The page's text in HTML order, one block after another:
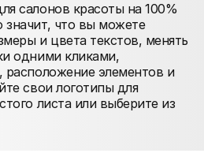
салонов красоты на 100%
что вы можете
и цвета текстов, менять
одними кликами,
расположение элементов и
свои логотипы для
листа или выберите из